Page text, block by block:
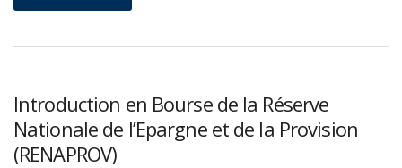
Introduction en Bourse de la Réserve
Nationale de l’Epargne et de la Provision
(RENAPROV)